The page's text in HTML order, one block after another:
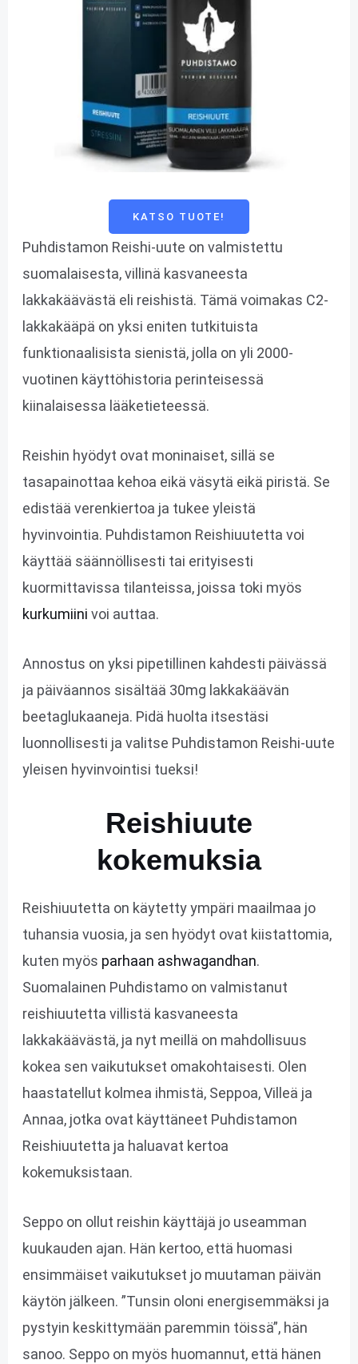
KATSO TUOTE!
Puhdistamon Reishi-uute on valmistettu
suomalaisesta, villinä kasvaneesta
lakkakäävästä eli reishistä. Tämä voimakas C2-
lakkakääpä on yksi eniten tutkituista
funktionaalisista sienistä, jolla on yli 2000-
vuotinen käyttöhistoria perinteisessä
kiinalaisessa lääketieteessä.
Reishin hyödyt ovat moninaiset, sillä se
tasapainottaa kehoa eikä väsytä eikä piristä. Se
edistää verenkiertoa ja tukee yleistä
hyvinvointia. Puhdistamon Reishiuutetta voi
käyttää säännöllisesti tai erityisesti
kuormittavissa tilanteissa, joissa toki myös
kurkumiini voi auttaa.
Annostus on yksi pipetillinen kahdesti päivässä
ja päiväannos sisältää 30mg lakkakäävän
beetaglukaaneja. Pidä huolta itsestäsi
luonnollisesti ja valitse Puhdistamon Reishi-uute
yleisen hyvinvointisi tueksi!
Reishiuute
kokemuksia
Reishiuutetta on käytetty ympäri maailmaa jo
tuhansia vuosia, ja sen hyödyt ovat kiistattomia,
kuten myös parhaan ashwagandhan.
Suomalainen Puhdistamo on valmistanut
reishiuutetta villistä kasvaneesta
lakkakäävästä, ja nyt meillä on mahdollisuus
kokea sen vaikutukset omakohtaisesti. Olen
haastatellut kolmea ihmistä, Seppoa, Villeä ja
Annaa, jotka ovat käyttäneet Puhdistamon
Reishiuutetta ja haluavat kertoa
kokemuksistaan.
Seppo on ollut reishin käyttäjä jo useamman
kuukauden ajan. Hän kertoo, että huomasi
ensimmäiset vaikutukset jo muutaman päivän
käytön jälkeen. ”Tunsin oloni energisemmäksi ja
pystyin keskittymään paremmin töissä”, hän
sanoo. Seppo on myös huomannut, että hänen